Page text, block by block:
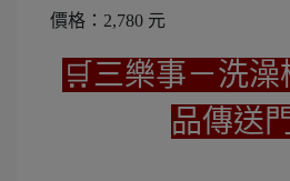
價格：2,780 元
🛒三樂事－洗澡
品傳送